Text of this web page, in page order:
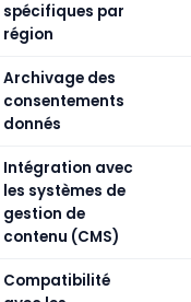
spécifiques par
région
Archivage des
consentements
donnés
Intégration avec
les systèmes de
gestion de
contenu (CMS)
Compatibilité